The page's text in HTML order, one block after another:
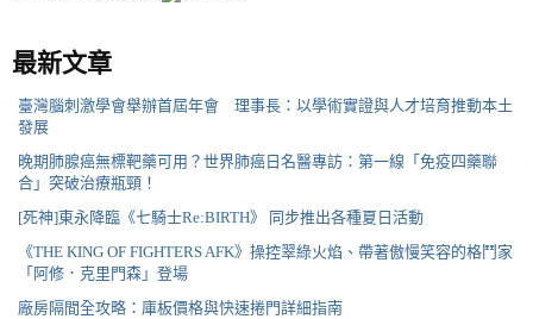
最新文章
臺灣腦刺激學會舉辦首屆年會 理事長：以學術實證與人才培育推動本土
發展
晚期肺腺癌無標靶藥可用？世界肺癌日名醫專訪：第一線「免疫四藥聯
合」突破治療瓶頸！
[死神]東永降臨《七騎士Re:BIRTH》 同步推出各種夏日活動
《THE KING OF FIGHTERS AFK》操控翠綠火焰、帶著傲慢笑容的格鬥家
「阿修．克里門森」登場
廠房隔間全攻略：庫板價格與快速捲門詳細指南